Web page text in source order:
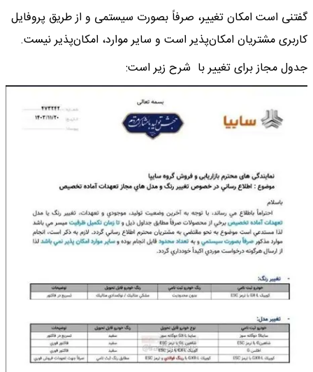
گفتنی است امکان تغییر، صرفاً بصورت سیستمی و از طریق پروفایل
کاربری مشتریان امکان‌پذیر است و سایر موارد، امکان‌پذیر نیست.
جدول مجاز برای تغییر با شرح زیر است: